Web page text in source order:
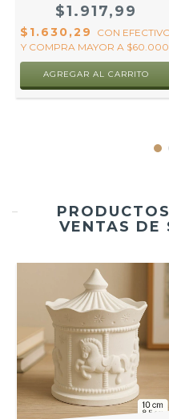
$1.917,99
$1.630,29 CON
Y COMPRA MAYOR A
VENTAS DE